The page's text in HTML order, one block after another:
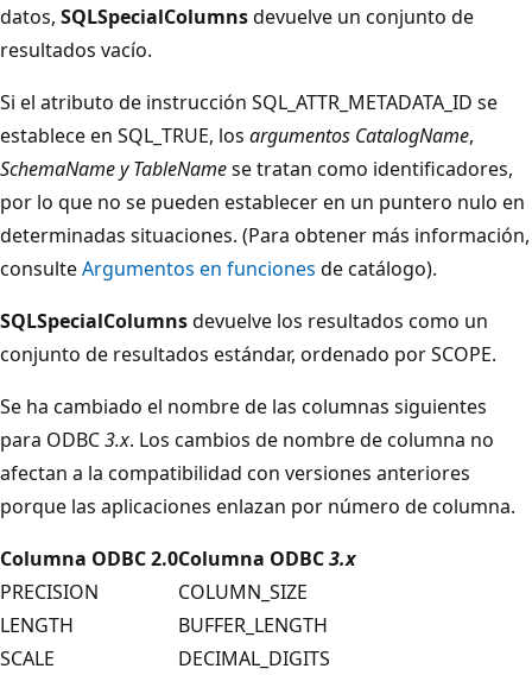
datos, SQLSpecialColumnsdevuelve un conjunto de
resultados vacío.
Si el atributo de instrucción SQL_ATTR_METADATA_ID se
establece en SQL_TRUE, los argumentos CatalogName,
SchemaName yTableNamese tratan como identificadores,
por lo que no se pueden establecer en un puntero nulo en
determinadas situaciones. (Para obtener más información,
consulteArgumentos en funciones de catálogo).
SQLSpecialColumnsdevuelve los resultados como un
conjunto de resultados estándar, ordenado por SCOPE.
Se ha cambiado el nombre de las columnas siguientes
para ODBC3.x. Los cambios de nombre de columna no
afectan a la compatibilidad con versiones anteriores
porque las aplicaciones enlazan por número de columna.
Columna ODBC 2.0Columna ODBC3.x
PRECISION
COLUMN_SIZE
LENGTH
BUFFER_LENGTH
SCALE
DECIMAL_DIGITS